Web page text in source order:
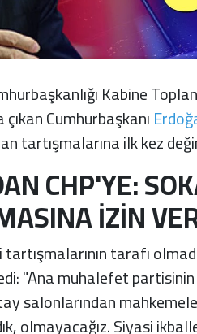
Kabine
Cumhurbaşkanı
tartışmalarına ilk kez
CHP'YE:
İZİN
tarafı
"Ana muhalefet
salonlarından
olmayacağız. Siyasi